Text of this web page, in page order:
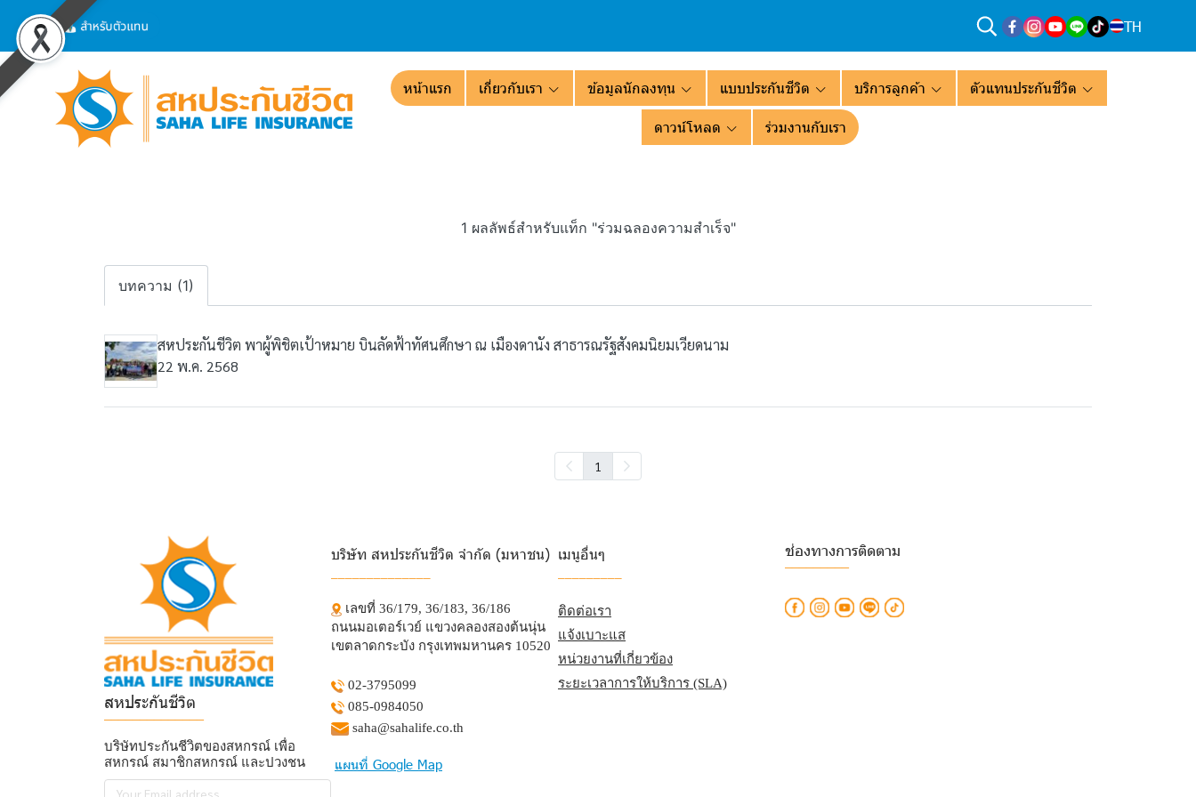
TH
หน้าแรก เกี่ยวกับเรา ข้อมูลนักลงทุน แบบประกันชีวิต บริการลูกค้า ตัวแทนประกันชีวิต
ดาวน์โหลด ร่วมงานกับเรา
1 ผลลัพธ์สำหรับแท็ก "ร่วมฉลองความสำเร็จ"
บทความ (1)
สหประกันชีวิต พาผู้พิชิตเป้าหมาย บินลัดฟ้าทัศนศึกษา ณ เมืองดานัง สาธารณรัฐสังคมนิยมเวียดนาม
22 พ.ค. 2568
1
สหประกันชีวิต
บริษัทประกันชีวิตของสหกรณ์ เพื่อ
สหกรณ์ สมาชิกสหกรณ์ และปวงชน
บริษัท สหประกันชีวิต จำกัด (มหาชน)
เลขที่ 36/179, 36/183, 36/186
ถนนมอเตอร์เวย์ แขวงคลองสองต้นนุ่น
เขตลาดกระบัง กรุงเทพมหานคร 10520
02-3795099
085-0984050
saha@sahalife.co.th
แผนที่ Google Map
เมนูอื่นๆ
ติดต่อเรา
แจ้งเบาะแส
หน่วยงานที่เกี่ยวข้อง
ระยะเวลาการให้บริการ (SLA)
ช่องทางการติดตาม